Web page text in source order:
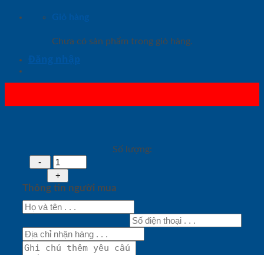
Giỏ hàng
Chưa có sản phẩm trong giỏ hàng.
Đăng nhập
Số lượng:
Thông tin người mua